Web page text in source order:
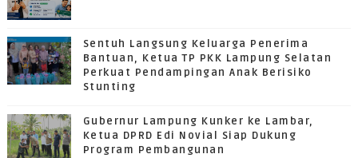
Sentuh Langsung Keluarga Penerima
Bantuan, Ketua TP PKK Lampung Selatan
Perkuat Pendampingan Anak Berisiko
Stunting
Gubernur Lampung Kunker ke Lambar,
Ketua DPRD Edi Novial Siap Dukung
Program Pembangunan